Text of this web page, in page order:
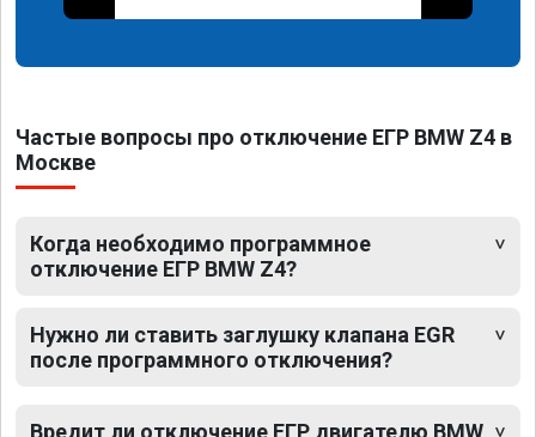
Частые вопросы про отключение ЕГР BMW Z4 в
Москве
Когда необходимо программное
отключение ЕГР BMW Z4?
Нужно ли ставить заглушку клапана EGR
после программного отключения?